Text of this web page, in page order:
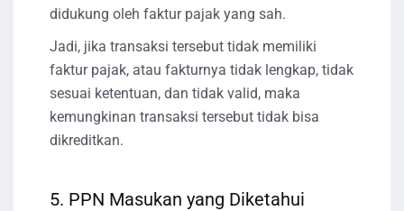
didukung oleh faktur pajak yang sah.
Jadi, jika transaksi tersebut tidak memiliki
faktur pajak, atau fakturnya tidak lengkap, tidak
sesuai ketentuan, dan tidak valid, maka
kemungkinan transaksi tersebut tidak bisa
dikreditkan.
5. PPN Masukan yang Diketahui